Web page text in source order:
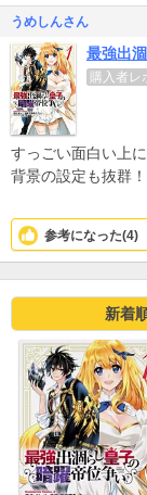
人混じっていると
くれることに期待し
うめしんさん
最強出
購入者レ
すっごい面白い上
背景の設定も抜群！
漫画から始めて原
参考になった(4)
新着